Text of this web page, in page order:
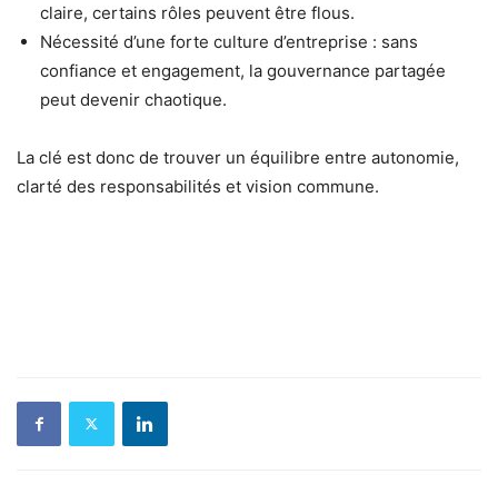
claire, certains rôles peuvent être flous.
Nécessité d’une forte culture d’entreprise : sans
confiance et engagement, la gouvernance partagée
peut devenir chaotique.
La clé est donc de trouver un équilibre entre autonomie,
clarté des responsabilités et vision commune.